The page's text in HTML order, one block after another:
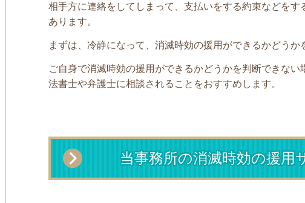
相手方に連絡をしてしまって、支払いをする約束などを
あります。
まずは、 冷静になって、消滅時効の援用ができるかどうか
ご自身で消滅時効の援用ができるかどうかを判断できな
法書士や弁護士に相談されることをおすすめします。
当事務所の消滅時効の援用